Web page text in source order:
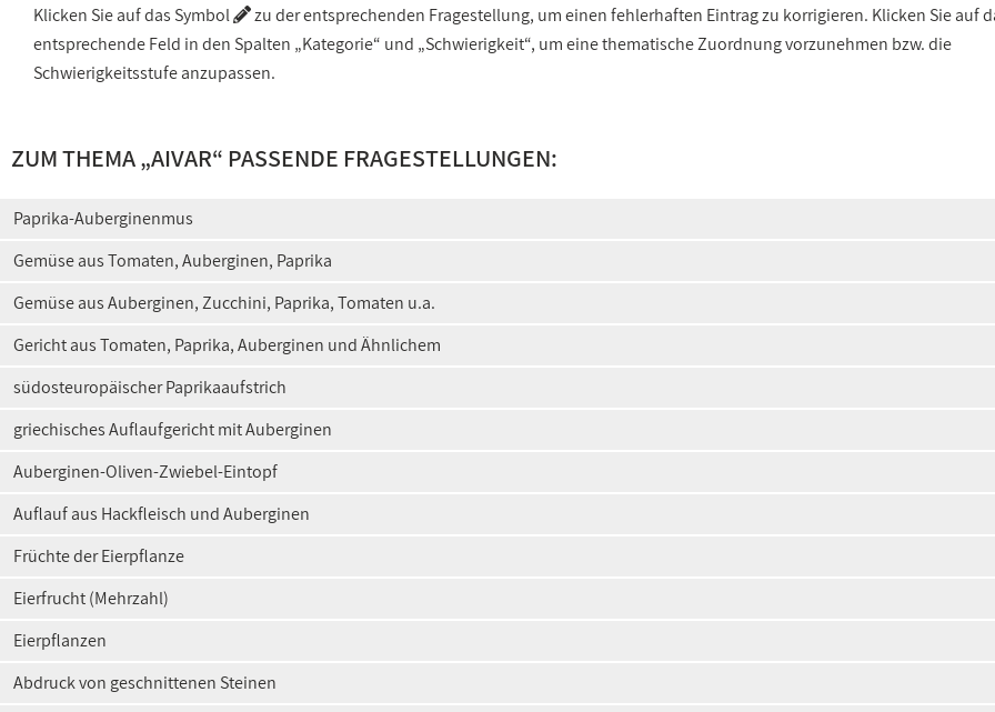
Klicken Sie auf das Symbol
zu der entsprechenden Fragestellung, um einen fehlerhaften Eintrag zu korrigieren. Klicken Sie auf
entsprechende Feld in den Spalten „Kategorie“ und „Schwierigkeit“, um eine thematische Zuordnung vorzunehmen bzw. die
Schwierigkeitsstufe anzupassen.
ZUM THEMA „AIVAR“ PASSENDE FRAGESTELLUNGEN:
Paprika-Auberginenmus
Gemüse aus Tomaten, Auberginen, Paprika
Gemüse aus Auberginen, Zucchini, Paprika, Tomaten u.a.
Gericht aus Tomaten, Paprika, Auberginen und Ähnlichem
südosteuropäischer Paprikaaufstrich
griechisches Auflaufgericht mit Auberginen
Auberginen-Oliven-Zwiebel-Eintopf
Auflauf aus Hackfleisch und Auberginen
Früchte der Eierpflanze
Eierfrucht (Mehrzahl)
Eierpflanzen
Abdruck von geschnittenen Steinen